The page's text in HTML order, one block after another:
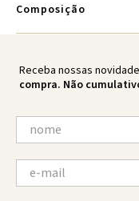
Composição
Receba nossas
compra. Não